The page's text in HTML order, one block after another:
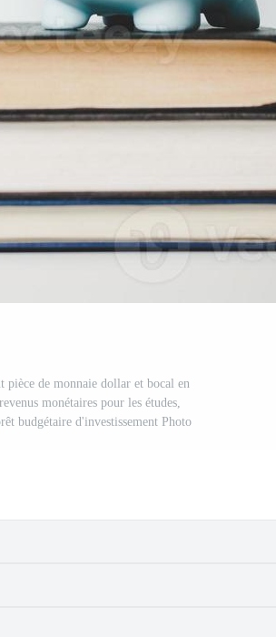
pièce de monnaie dollar et bocal en
monétaires pour les études,
budgétaire d'investissement Photo